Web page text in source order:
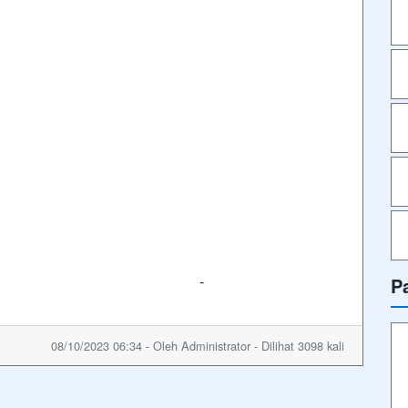
-
08/10/2023 06:34 - Oleh Administrator - Dilihat 3098 kali